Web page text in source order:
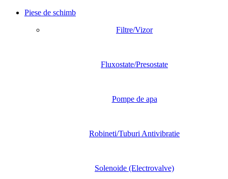
Piese de schimb
Filtre/Vizor
Fluxostate/Presostate
Pompe de apa
Robineti/Tuburi Antivibratie
Solenoide (Electrovalve)